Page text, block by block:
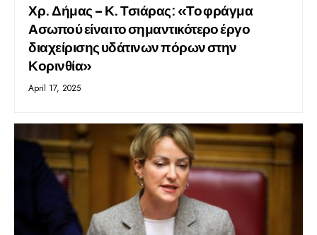
Χρ. Δήμας – Κ. Τσιάρας: «Το φράγμα
Ασωπού είναι το σημαντικότερο έργο
διαχείρισης υδάτινων πόρων στην
Κορινθία»
April 17, 2025